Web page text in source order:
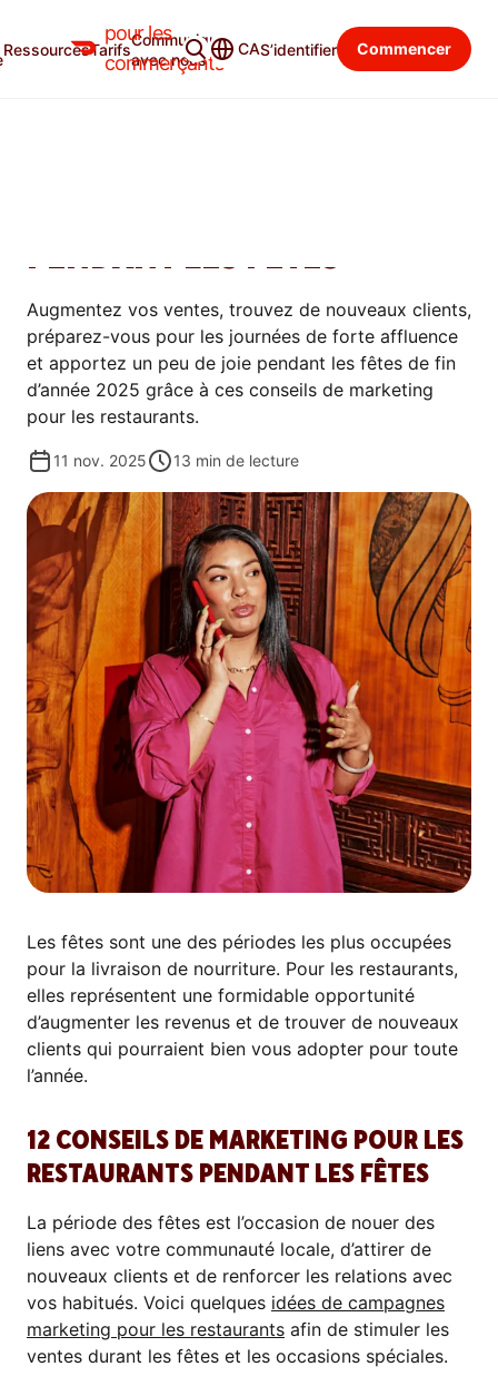
pour les
commerçants
RessourcesTarifs
Communiquer
avec nous
CAS’identifier Commencer
Blogue du commerçant Catégories
PENDANT LES FÊTES
Augmentez vos ventes, trouvez de nouveaux clients,
préparez-vous pour les journées de forte affluence
et apportez un peu de joie pendant les fêtes de fin
d’année 2025 grâce à ces conseils de marketing
pour les restaurants.
11 nov. 2025 13 min de lecture
Les fêtes sont une des périodes les plus occupées
pour la livraison de nourriture. Pour les restaurants,
elles représentent une formidable opportunité
d’augmenter les revenus et de trouver de nouveaux
clients qui pourraient bien vous adopter pour toute
l’année.
12 CONSEILS DE MARKETING POUR LES
RESTAURANTS PENDANT LES FÊTES
La période des fêtes est l’occasion de nouer des
liens avec votre communauté locale, d’attirer de
nouveaux clients et de renforcer les relations avec
vos habitués. Voici quelques idées de campagnes
marketing pour les restaurants afin de stimuler les
ventes durant les fêtes et les occasions spéciales.